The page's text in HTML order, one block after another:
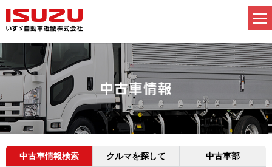
中古車情報検索 クルマを探して 中古車部